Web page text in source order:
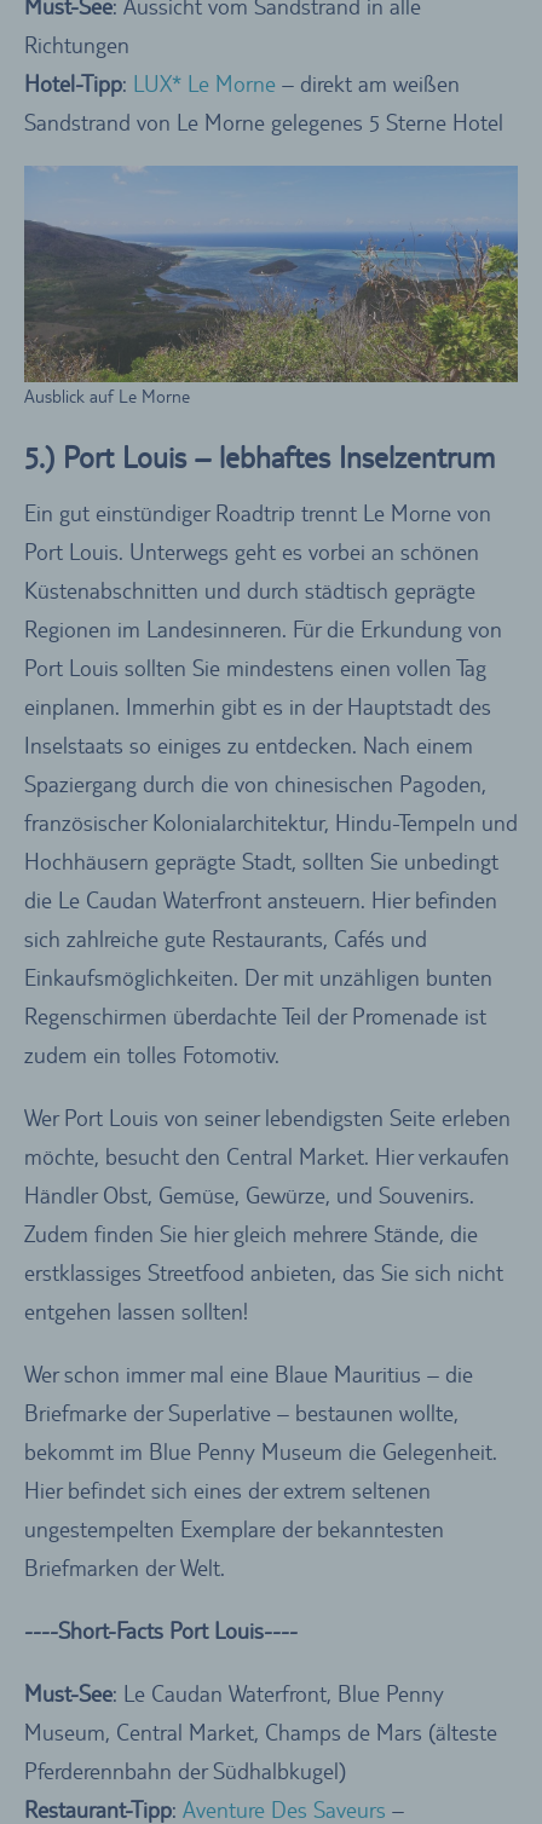
Must-See: Aussicht vom Sandstrand in alle
Richtungen
Hotel-Tipp: LUX* Le Morne – direkt am weißen
Sandstrand von Le Morne gelegenes 5 Sterne Hotel
Ausblick auf Le Morne
5.) Port Louis – lebhaftes Inselzentrum
Ein gut einstündiger Roadtrip trennt Le Morne von
Port Louis. Unterwegs geht es vorbei an schönen
Küstenabschnitten und durch städtisch geprägte
Regionen im Landesinneren. Für die Erkundung von
Port Louis sollten Sie mindestens einen vollen Tag
einplanen. Immerhin gibt es in der Hauptstadt des
Inselstaats so einiges zu entdecken. Nach einem
Spaziergang durch die von chinesischen Pagoden,
französischer Kolonialarchitektur, Hindu-Tempeln und
Hochhäusern geprägte Stadt, sollten Sie unbedingt
die Le Caudan Waterfront ansteuern. Hier befinden
sich zahlreiche gute Restaurants, Cafés und
Einkaufsmöglichkeiten. Der mit unzähligen bunten
Regenschirmen überdachte Teil der Promenade ist
zudem ein tolles Fotomotiv.
Wer Port Louis von seiner lebendigsten Seite erleben
möchte, besucht den Central Market. Hier verkaufen
Händler Obst, Gemüse, Gewürze, und Souvenirs.
Zudem finden Sie hier gleich mehrere Stände, die
erstklassiges Streetfood anbieten, das Sie sich nicht
entgehen lassen sollten!
Wer schon immer mal eine Blaue Mauritius – die
Briefmarke der Superlative – bestaunen wollte,
bekommt im Blue Penny Museum die Gelegenheit.
Hier befindet sich eines der extrem seltenen
ungestempelten Exemplare der bekanntesten
Briefmarken der Welt.
----Short-Facts Port Louis----
Must-See: Le Caudan Waterfront, Blue Penny
Museum, Central Market, Champs de Mars (älteste
Pferderennbahn der Südhalbkugel)
Restaurant-Tipp: Aventure Des Saveurs –